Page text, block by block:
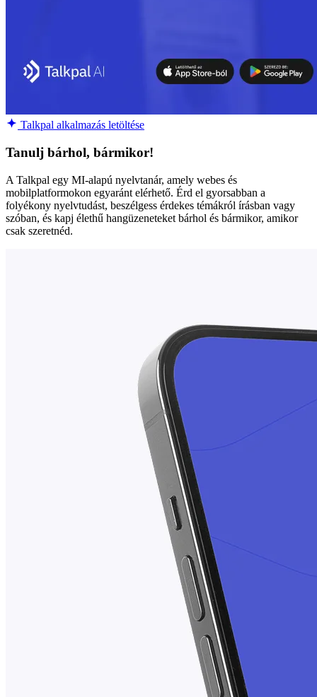
Talkpal alkalmazás letöltése
Tanulj bárhol, bármikor!
A Talkpal egy MI-alapú nyelvtanár, amely webes és
mobilplatformokon egyaránt elérhető. Érd el gyorsabban a
folyékony nyelvtudást, beszélgess érdekes témákról írásban vagy
szóban, és kapj élethű hangüzeneteket bárhol és bármikor, amikor
csak szeretnéd.